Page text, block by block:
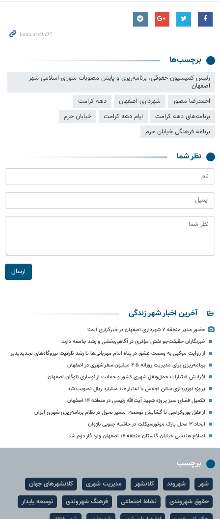
برچسب‌ها
رئیس کمیسیون حقوقی، برنامه‌ریزی و پایش مصوبات شورای اسلامی شهر
اصفهان
احمدرضا مصور
شهرداری اصفهان
دهه کرامت
برنامه‌های دهه کرامت
ایام دهه کرامت
خیابان حرم
برنامه فرهنگی خیابان حرم
نظر شما
ارسال
آخرین اخبار شهر زندگی
حضور مدیر منطقه ۷ شهرداری اصفهان در خبرگزاری ایمنا
خبرنگاران حقیقت‌جو نقش مؤثری در آگاهی‌بخشی و رشد جامعه دارند
از روایت موکبی به وسعت عشق در پناه امام مهربانی‌ها تا رشد ظرفیت نیروگاه‌های تجدیدپذیر
برنامه‌ریزی برای مدیریت روزانه ۴.۵ میلیون سفر شهری در اصفهان
افزایش اعتبارات حمل‌ونقل شهری کشور و حمایت از نوسازی ناوگان اصفهان
پروژه نورپردازی سالن اجلاس با اعتبار ۱۰۰ میلیارد ریال تصویب شد
تکمیل فضای سبز پروژه شهید آیت‌الله رئیسی در منطقه ۱۴ اصفهان
از قفل بوروکراسی تا گشایش توسعه؛ مسیر تحول در نظام برنامه‌ریزی شهری ایران
ایجاد ۳ محل پارک موتورسیکلت در حاشیه جنوبی ناژوان
اصلاح هندسی خیابان گلستان منطقه ۱۴ اصفهان وارد فاز دوم شد
برچسب
شهر شهروند کلانشهر مدیریت شهری
کلانشهرهای جهان
حقوق شهروندی
نشاط اجتماعی فرهنگ شهروندی
توسعه پایدار